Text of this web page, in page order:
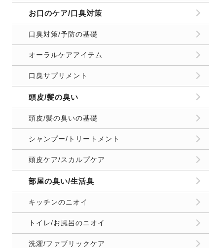
お口のケア/口臭対策
口臭対策/予防の基礎
オーラルケアアイテム
口臭サプリメント
頭皮/髪の臭い
頭皮/髪の臭いの基礎
シャンプー/トリートメント
頭皮ケア/スカルプケア
部屋の臭い/生活臭
キッチンのニオイ
トイレ/お風呂のニオイ
洗濯/ファブリックケア